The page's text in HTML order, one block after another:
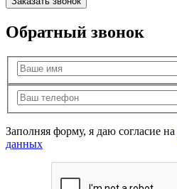
Обратный звонок
Заполняя форму, я даю согласие на
данных